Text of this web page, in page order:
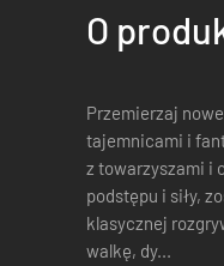
O
Przemierzaj
tajemnicami i fantastycznymi stworami.
z towarzyszami i
podstępu i siły,
klasycznej
walkę, dy...